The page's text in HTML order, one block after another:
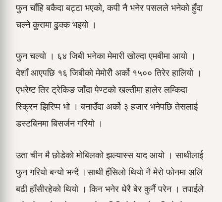
फुन चाँहि बकैदा बट्टा भएको, कपी नै भनेर पसलले भनेको हुँदा
चल्ने कुरामा ढुक्क भइयो ।
फुन चल्यो । ६४ जिबी भनेका मेमारी खोल्दा एमबीमा आयो ।
देशाँ आएपछि १६ जिबीको मेमोरीे अर्को १५०० तिरेर हालियो ।
एभरेष्ट तिर ट्रेकिङ जाँदा पेण्टको खल्तीमा हालेर लम्किदा
स्क्रिन झिरिप्प भो । बनाउँदा अर्को ३ हजार भनेपछि तेसलाई
डस्टबिनमा बिसर्जन गरियो ।
उता चीन मै छोडेको मोबिलको झल्यास्स याद आयो । साथीलाई
फुन गरियो बन्यो भन्दै ।साथी हँसिलो थियो नै मेरो फोनमा अलि
बढी हाँसीरहेको थियो । किन भनेर धेरै बेर कुर्नै परेन । तपाईले